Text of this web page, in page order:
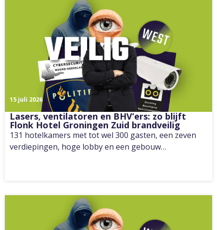
15 juli 2026
Lasers, ventilatoren en BHV’ers: zo blijft
Flonk Hotel Groningen Zuid brandveilig
131 hotelkamers met tot wel 300 gasten, een zeven
verdiepingen, hoge lobby en een gebouw…